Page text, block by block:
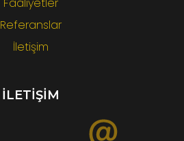
Referanslar
İletişim
İLETİŞİM